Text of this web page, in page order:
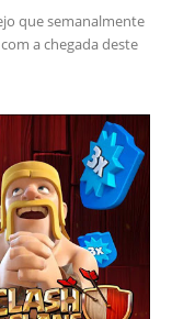
que semanalmente
a chegada deste